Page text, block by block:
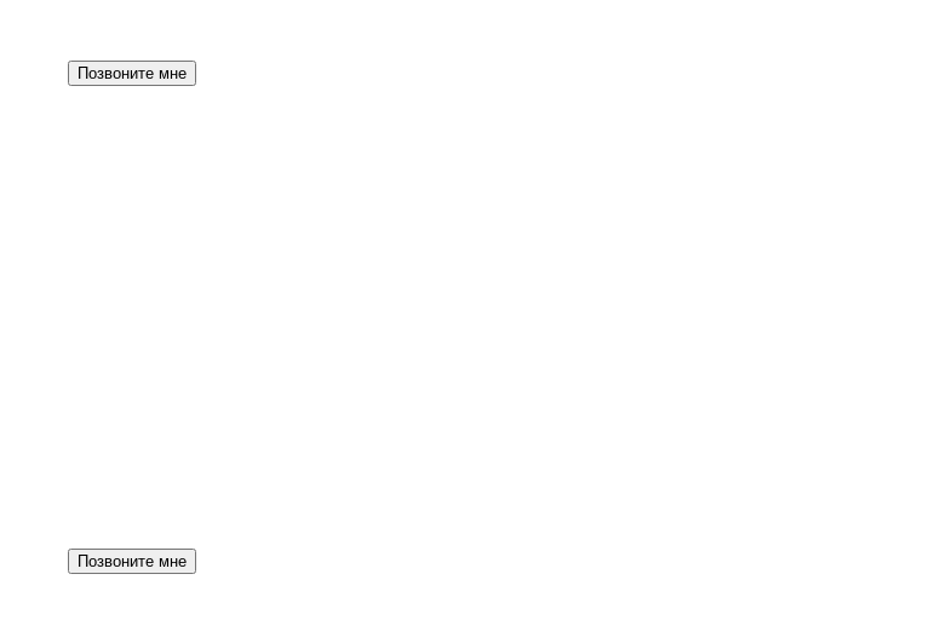
Позвоните мне
Позвоните мне